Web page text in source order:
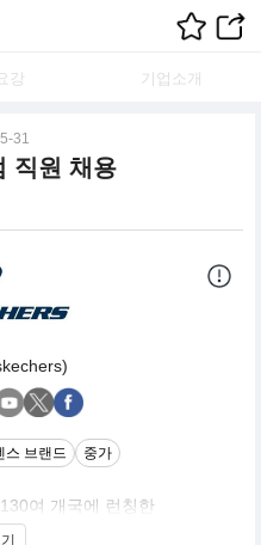
강 기업소개
31
직원 채용
스 브랜드 중가
여 개국에 런칭한